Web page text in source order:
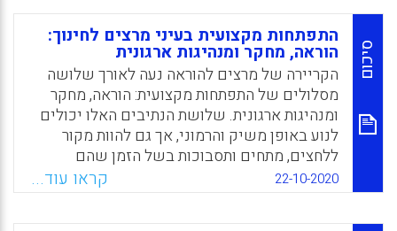
מורות בהכשרה להוראה במדינות שונות באירופה
והוא מציג את התנסותן בהוראה מתוקשבת
שנכפתה עליהן עם פרוץ המגפה.
WhatsApp
Facebook
Email
X
סיכום
התפתחות מקצועית בעיני מרצים לחינוך:
הוראה, מחקר ומנהיגות ארגונית
הקריירה של מרצים להוראה נעה לאורך שלושה
מסלולים של התפתחות מקצועית: הוראה, מחקר
ומנהיגות ארגונית. שלושת הנתיבים האלו יכולים
לנוע באופן משיק והרמוני, אך גם להוות מקור
ללחצים, מתחים ותסבוכות בשל הזמן שהם
מצריכים. באמצעות ראיונות עומק עם 16 מרצים
לחינוך, נבדק כיצד חווים מרצים להוראה את
היחסים בין שלושת המסלולים האלו.
22-10-2020 קראו עוד...